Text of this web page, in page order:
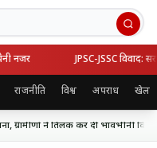
नजर JPSC-JSSC विवाद:
राजनीति विश्व अपराध खेल
ने तिलक कर दी भावभीनी विदाई